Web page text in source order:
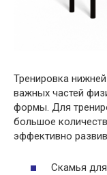
Тренировка
важных частей
формы. Для
большое
эффективно
Скамья